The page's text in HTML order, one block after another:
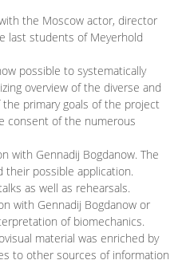
the Moscow actor, director
last students of Meyerhold
possible to systematically
overview of the diverse and
primary goals of the project
consent of the numerous
with Gennadij Bogdanow. The
their possible application.
as well as rehearsals.
with Gennadij Bogdanow or
of biomechanics.
material was enriched by
to other sources of information